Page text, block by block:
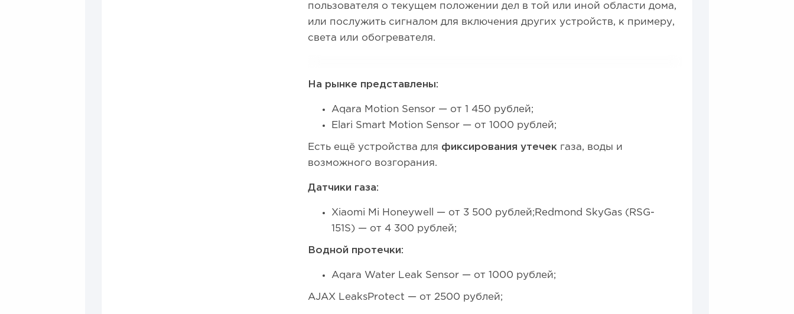
пользователя о текущем положении дел в той или иной области дома,
или послужить сигналом для включения других устройств, к примеру,
света или обогревателя.
На рынке представлены:
Aqara Motion Sensor — от 1 450 рублей;
Elari Smart Motion Sensor — от 1000 рублей;
Есть ещё устройства для фиксирования утечек газа, воды и
возможного возгорания.
Датчики газа:
Xiaomi Mi Honeywell — от 3 500 рублей;Redmond SkyGas (RSG-
151S) — от 4 300 рублей;
Водной протечки:
Aqara Water Leak Sensor — от 1000 рублей;
AJAX LeaksProtect — от 2500 рублей;